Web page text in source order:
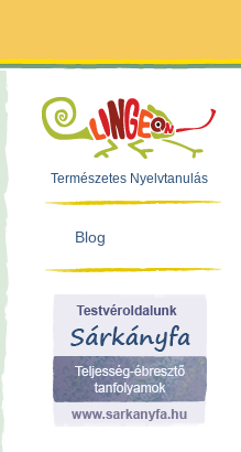
Természetes Nyelvtanulás
Blog